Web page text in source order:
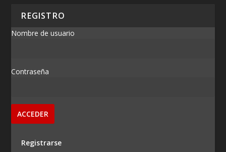
REGISTRO
Nombre de usuario
Contraseña
Registrarse